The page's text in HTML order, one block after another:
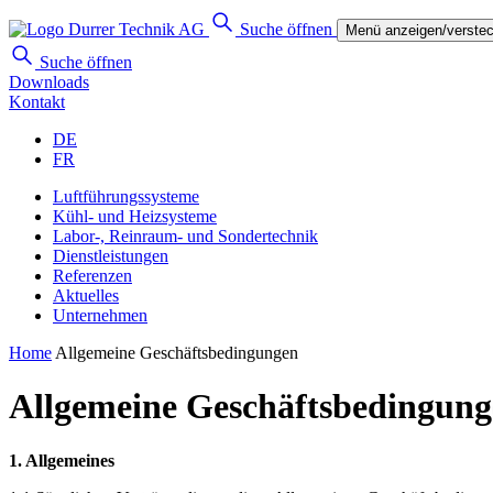
Suche öffnen Menü anzeigen/
Suche öffnen
Downloads
Kontakt
DE
FR
Luftführungssysteme
Kühl- und Heizsysteme
Labor-, Reinraum- und Sondertechnik
Dienstleistungen
Referenzen
Aktuelles
Unternehmen
Home Allgemeine Geschäfts­bedingungen
Allgemeine
1. Allgemeines